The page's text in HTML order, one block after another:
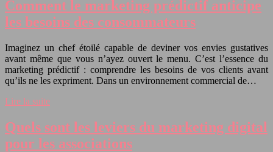
Comment le marketing prédictif anticipe
les besoins des consommateurs
Imaginez un chef étoilé capable de deviner vos envies gustatives
avant même que vous n’ayez ouvert le menu. C’est l’essence du
marketing prédictif : comprendre les besoins de vos clients avant
qu’ils ne les expriment. Dans un environnement commercial de…
Lire la suite
Quels sont les leviers du marketing digital
pour les associations